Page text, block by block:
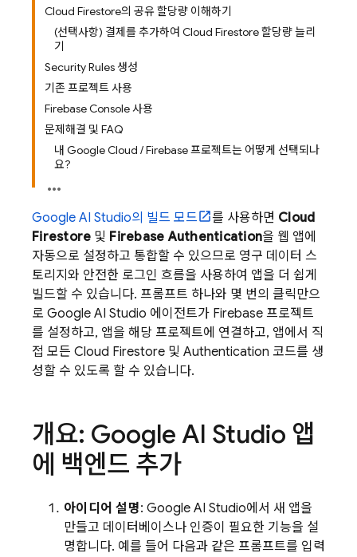
Cloud Firestore의 공유 할당량 이해하기
(선택사항) 결제를 추가하여 Cloud Firestore 할당량 늘리
기
Security Rules 생성
기존 프로젝트 사용
Firebase Console 사용
문제해결 및 FAQ
내 Google Cloud / Firebase 프로젝트는 어떻게 선택되나
요?
Google AI Studio의 빌드 모드 를 사용하면 Cloud
Firestore 및 Firebase Authentication을 웹 앱에
자동으로 설정하고 통합할 수 있으므로 영구 데이터 스
토리지와 안전한 로그인 흐름을 사용하여 앱을 더 쉽게
빌드할 수 있습니다. 프롬프트 하나와 몇 번의 클릭만으
로 Google AI Studio 에이전트가 Firebase 프로젝트
를 설정하고, 앱을 해당 프로젝트에 연결하고, 앱에서 직
접 모든 Cloud Firestore 및 Authentication 코드를 생
성할 수 있도록 할 수 있습니다.
개요: Google AI Studio 앱
에 백엔드 추가
아이디어 설명: Google AI Studio에서 새 앱을
만들고 데이터베이스나 인증이 필요한 기능을 설
명합니다. 예를 들어 다음과 같은 프롬프트를 입력